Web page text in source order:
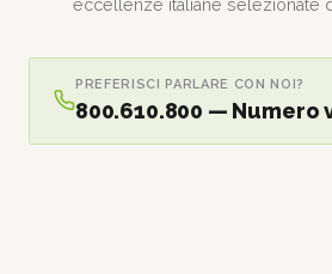
eccellenze italiane selezionate
PREFERISCI PARLARE CON NOI?
800.610.800 —